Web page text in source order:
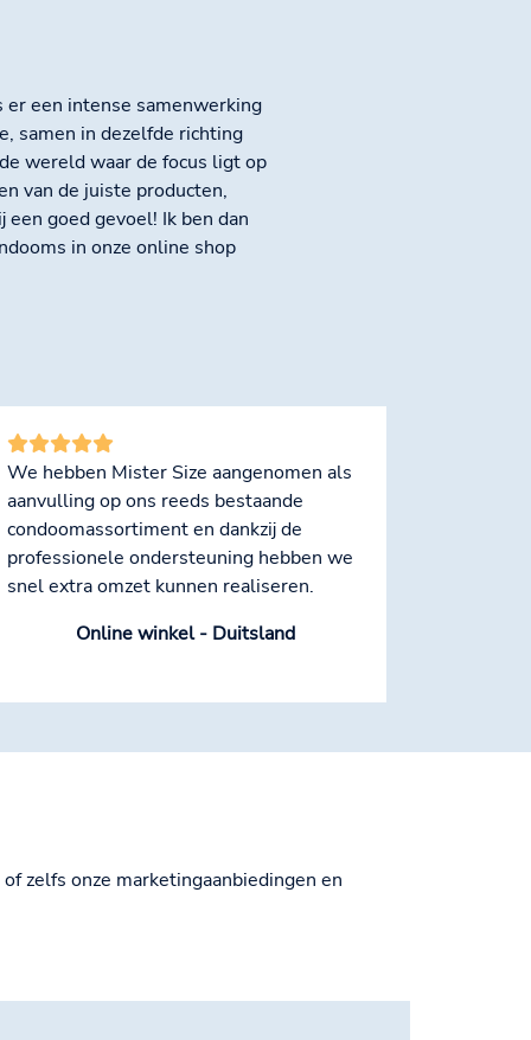
er een intense samenwerking
samen in dezelfde richting
wereld waar de focus ligt op
van de juiste producten,
goed gevoel! Ik ben dan
in onze online shop
We hebben Mister Size aangenomen als
aanvulling op ons reeds bestaande
condoomassortiment en dankzij de
professionele ondersteuning hebben we
snel extra omzet kunnen realiseren.
Online winkel - Duitsland
zelfs onze marketingaanbiedingen en